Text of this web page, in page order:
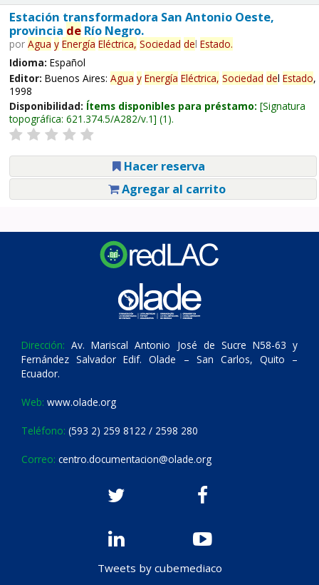
Estación transformadora San Antonio Oeste,
provincia deRío Negro.
por Agua y Energía Eléctrica, Sociedad del Estado.
Idioma: Español
Editor: Buenos Aires: Agua y Energía Eléctrica, Sociedad del Estado,
1998
Disponibilidad: Ítems disponibles para préstamo: Signatura
topográfica: 621.374.5/A282/v.1 (1).
Hacer reserva
Agregar al carrito
Dirección: Av. Mariscal Antonio José de Sucre N58-63 y
Fernández Salvador Edif. Olade – San Carlos, Quito –
Ecuador.
Web: www.olade.org
Teléfono: (593 2) 259 8122 / 2598 280
Correo: centro.documentacion@olade.org
Tweets by cubemediaco